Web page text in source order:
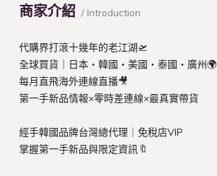
商家介紹 / Introduction
代購界打滾十幾年的老江湖🛫
全球買貨｜日本・韓國・美國・泰國・廣州🌍
每月直飛海外連線直播🎥
第一手新品情報×零時差連線×最真實帶貨
經手韓國品牌台灣總代理｜免稅店VIP
掌握第一手新品與限定資訊🔖